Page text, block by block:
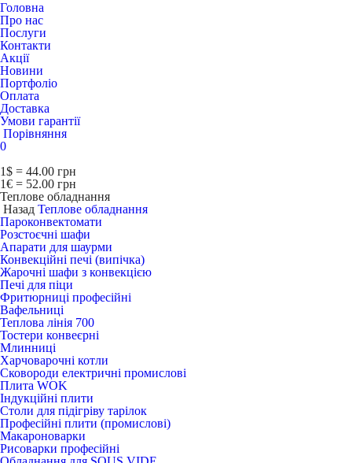
Головна
Про нас
Послуги
Контакти
Акції
Новини
Портфоліо
Оплата
Доставка
Умови гарантії
Порівняння
0
1$ = 44.00 грн
1€ = 52.00 грн
Теплове обладнання
Назад Теплове обладнання
Пароконвектомати
Розстоєчні шафи
Апарати для шаурми
Конвекційні печі (випічка)
Жарочні шафи з конвекцією
Печі для піци
Фритюрниці професійні
Вафельниці
Теплова лінія 700
Тостери конвеєрні
Млинниці
Харчоварочні котли
Сковороди електричні промислові
Плита WOK
Індукційні плити
Столи для підігріву тарілок
Професійні плити (промислові)
Макароноварки
Рисоварки професійні